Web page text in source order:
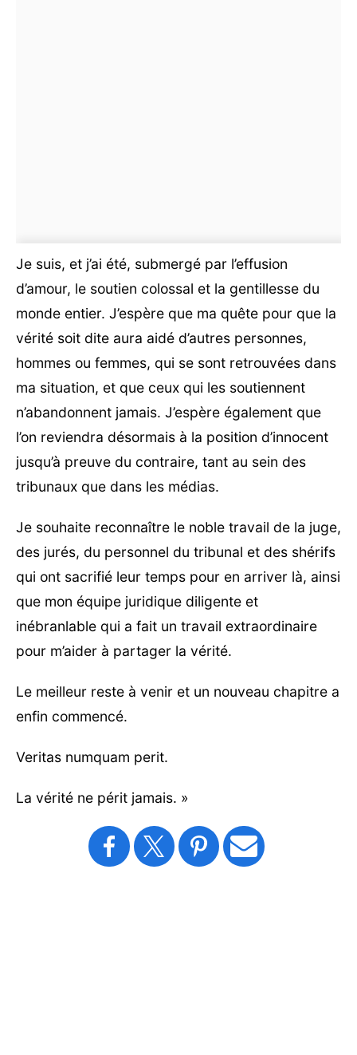
Je suis, et j’ai été, submergé par l’effusion
d’amour, le soutien colossal et la gentillesse du
monde entier. J’espère que ma quête pour que la
vérité soit dite aura aidé d’autres personnes,
hommes ou femmes, qui se sont retrouvées dans
ma situation, et que ceux qui les soutiennent
n’abandonnent jamais. J’espère également que
l’on reviendra désormais à la position d’innocent
jusqu’à preuve du contraire, tant au sein des
tribunaux que dans les médias.
Je souhaite reconnaître le noble travail de la juge,
des jurés, du personnel du tribunal et des shérifs
qui ont sacrifié leur temps pour en arriver là, ainsi
que mon équipe juridique diligente et
inébranlable qui a fait un travail extraordinaire
pour m’aider à partager la vérité.
Le meilleur reste à venir et un nouveau chapitre a
enfin commencé.
Veritas numquam perit.
La vérité ne périt jamais. »